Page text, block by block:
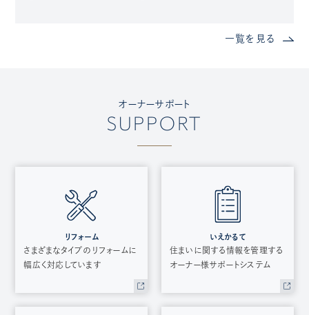
一覧を見る
オーナーサポート
SUPPORT
リフォーム
さまざまなタイプのリフォームに
幅広く対応しています
いえかるて
住まいに関する情報を管理する
オーナー様サポートシステム